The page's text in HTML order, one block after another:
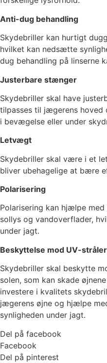
Anti-dug behandling
Skydebriller kan hurtigt
hvilket kan nedsætte
dug behandling på linserne
Justerbare stænger
Skydebriller skal have
tilpasses til jægerens hoved
i bevægelse eller under
Letvægt
Skydebriller skal være i et
bliver ubehagelige at bære
Polarisering
Polarisering kan hjælpe
sollys og vandoverflader,
under jagt.
Beskyttelse mod UV-stråler
Skydebriller skal beskytte
solen, som kan skade
investere i kvalitets
jægerens øjne og hjælpe
synligheden under jagt.
Del på facebook
Facebook
Del på pinterest